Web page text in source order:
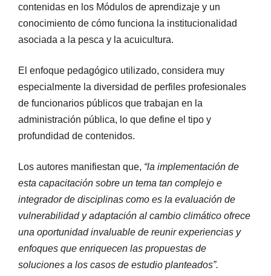
contenidas en los Módulos de aprendizaje y un
conocimiento de cómo funciona la institucionalidad
asociada a la pesca y la acuicultura.
El enfoque pedagógico utilizado, considera muy
especialmente la diversidad de perfiles profesionales
de funcionarios públicos que trabajan en la
administración pública, lo que define el tipo y
profundidad de contenidos.
Los autores manifiestan que, “la implementación de
esta capacitación sobre un tema tan complejo e
integrador de disciplinas como es la evaluación de
vulnerabilidad y adaptación al cambio climático ofrece
una oportunidad invaluable de reunir experiencias y
enfoques que enriquecen las propuestas de
soluciones a los casos de estudio planteados”.